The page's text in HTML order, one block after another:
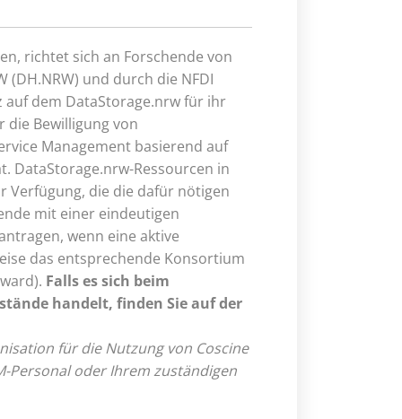
richtet sich an Forschende von
und durch die NFDI
dem DataStorage.nrw für ihr
die Bewilligung von
Management basierend auf
DataStorage.nrw-Ressourcen in
Verfügung, die die dafür nötigen
mit einer eindeutigen
wenn eine aktive
das entsprechende Konsortium
Falls es sich beim
handelt, finden Sie auf der
für die Nutzung von Coscine
Personal oder Ihrem zuständigen